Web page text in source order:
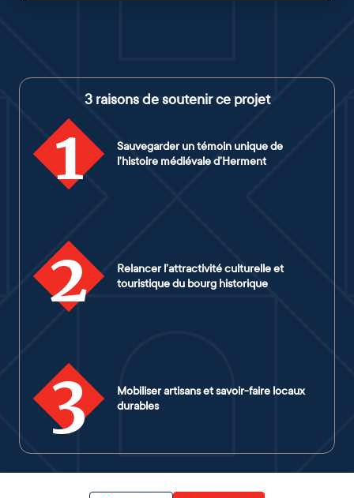
3 raisons de soutenir ce projet
1
Sauvegarder un témoin unique de
l’histoire médiévale d’Herment
2
Relancer l’attractivité culturelle et
touristique du bourg historique
3
Mobiliser artisans et savoir-faire locaux
durables